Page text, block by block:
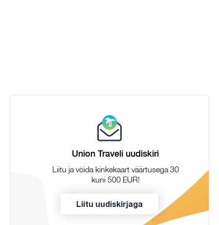
Union Traveli uudiskiri
Liitu ja võida kinkekaart väärtusega 30
kuni 500 EUR!
Liitu uudiskirjaga